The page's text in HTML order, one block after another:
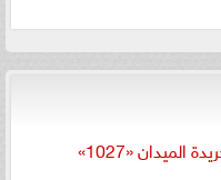
الميدان «1027»